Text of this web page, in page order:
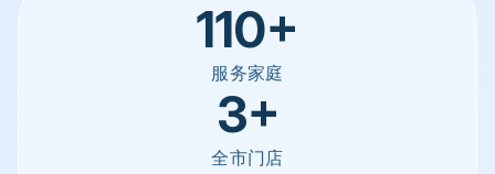
110+
服务家庭
3+
全市门店